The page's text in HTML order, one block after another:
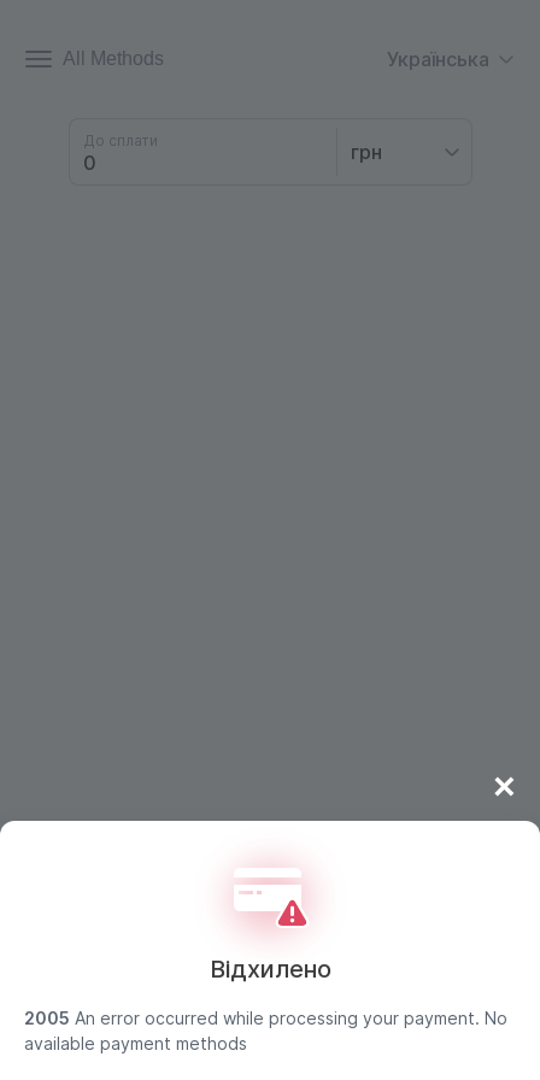
All Methods Українська
До сплати
Дані покупця захищено
Відхилено
×
2005 An error occurred while processing your payment. No
available payment methods